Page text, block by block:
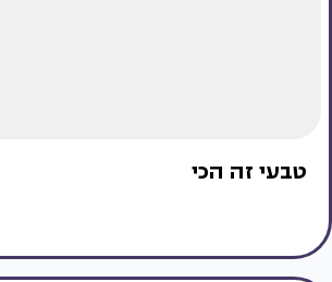
טבעי זה הכי